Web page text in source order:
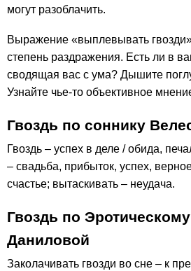
могут разоблачить.
Выражение «выплевывать
степень раздражения. Есть ли в
сводящая вас с ума? Дышите
Узнайте чье-то объективное
Гвоздь по соннику
Гвоздь – успех в деле / обида,
– свадьба, прибыток, успех,
счастье; вытаскивать – неудача.
Гвоздь по
Даниловой
Заколачивать гвозди во сне – к